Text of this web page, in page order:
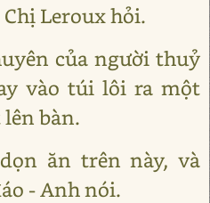
Leroux hỏi.
của người thuỷ
vào túi lôi ra một
lên bàn.
ăn trên này, và
- Anh nói.